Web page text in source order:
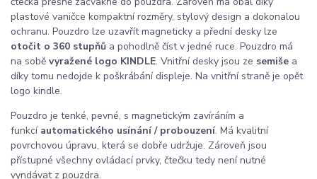
plastové vaničce kompaktní rozměry, stylový design a dokonalou
ochranu. Pouzdro lze uzavřít magneticky a přední desky lze
otočit o 360 stupňů a pohodlně číst v jedné ruce. Pouzdro má
na sobě vyražené logo KINDLE. Vnitřní desky jsou ze semiše a
díky tomu nedojde k poškrábání displeje. Na vnitřní straně je opět
logo kindle.
Pouzdro je tenké, pevné, s magnetickým zavíráním a
funkcí automatického usínání / probouzení. Má kvalitní
povrchovou úpravu, která se dobře udržuje. Zároveň jsou
přístupné všechny ovládací prvky, čtečku tedy není nutné
vyndávat z pouzdra.